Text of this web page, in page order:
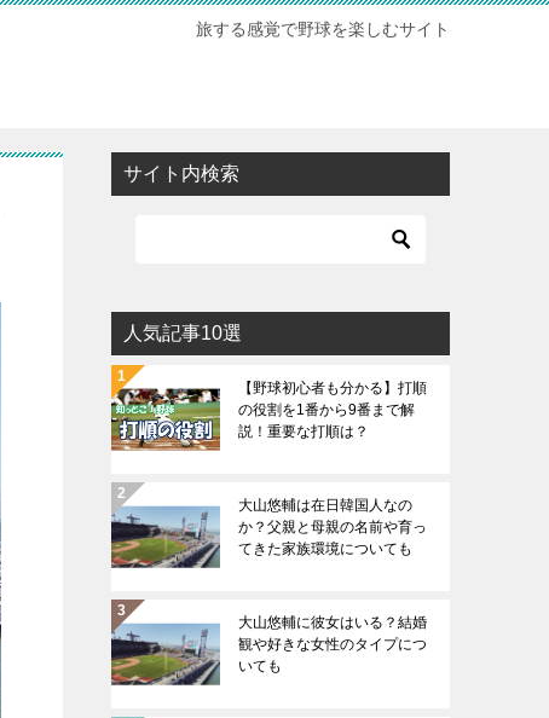
旅する感覚で野球を楽しむサイト
サイト内検索
人気記事10選
【野球初心者も分かる】打順
の役割を1番から9番まで解
説！重要な打順は？
大山悠輔は在日韓国人なの
か？父親と母親の名前や育っ
てきた家族環境についても
大山悠輔に彼女はいる？結婚
観や好きな女性のタイプにつ
いても